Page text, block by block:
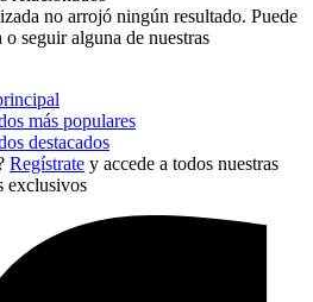
no arrojó ningún resultado. Puede
seguir alguna de nuestras
más populares
destacados
Regístrate y accede a todos nuestras
exclusivos